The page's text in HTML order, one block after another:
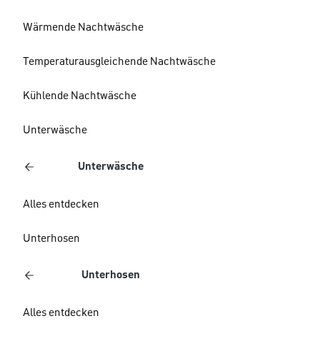
Wärmende Nachtwäsche
Temperaturausgleichende Nachtwäsche
Kühlende Nachtwäsche
Unterwäsche
Unterwäsche
Alles entdecken
Unterhosen
Unterhosen
Alles entdecken